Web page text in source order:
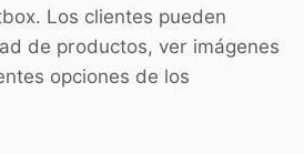
Los clientes pueden
de productos, ver imágenes
opciones de los